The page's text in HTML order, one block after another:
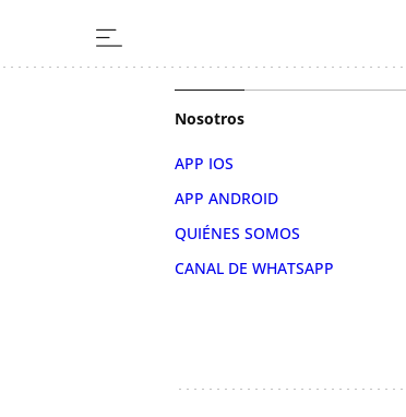
Nosotros
APP IOS
APP ANDROID
QUIÉNES SOMOS
CANAL DE WHATSAPP